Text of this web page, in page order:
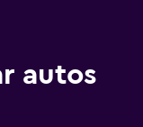
autos